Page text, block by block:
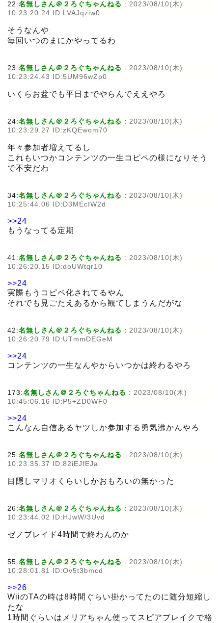
22:名無しさん＠２ろぐちゃんねる : 2023/08/10(木)
10:23:20.24 ID:LVAJqziw0
そうなんや
毎回いつのまにかやってるわ
23:名無しさん＠２ろぐちゃんねる : 2023/08/10(木)
10:23:24.43 ID:5UM96wZp0
いくらお盆でも平日までやらんでええやろ
24:名無しさん＠２ろぐちゃんねる : 2023/08/10(木)
10:23:29.27 ID:zKQEwom70
年々参加者増えてるし
これもいつかコンテンツの一生コピペの様になりそう
で不安だわ
34:名無しさん＠２ろぐちゃんねる : 2023/08/10(木)
10:25:44.06 ID:D3MEcIW2d
>>24
もうなってる定期
41:名無しさん＠２ろぐちゃんねる : 2023/08/10(木)
10:26:20.15 ID:doUWtqr10
>>24
実際もうコピペ化されてるやん
それでも見ごたえあるから観てしまうんだがな
42:名無しさん＠２ろぐちゃんねる : 2023/08/10(木)
10:26:20.79 ID:UTmmDEGeM
>>24
コンテンツの一生なんやからいつかは終わるやろ
173:名無しさん＠２ろぐちゃんねる : 2023/08/10(木)
10:45:06.16 ID:P5+ZD0WF0
>>24
こんなん自信あるヤツしか参加する勇気沸かんやろ
25:名無しさん＠２ろぐちゃんねる : 2023/08/10(木)
10:23:35.37 ID:82iEJfEJa
目隠しマリオくらいしかおもろいの無かった
26:名無しさん＠２ろぐちゃんねる : 2023/08/10(木)
10:23:44.02 ID:HJwW/3Uvd
ゼノブレイド4時間で終わんのか
55:名無しさん＠２ろぐちゃんねる : 2023/08/10(木)
10:28:01.81 ID:Ov5t3bmcd
>>26
WiiのTAの時は8時間ぐらい掛かってたのに随分短縮し
たな
1時間ぐらいはメリアちゃん使ってスピアブレイクで格